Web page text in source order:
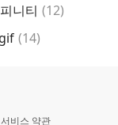
니티 댓
(12)
댓
(14)
서비스 약관